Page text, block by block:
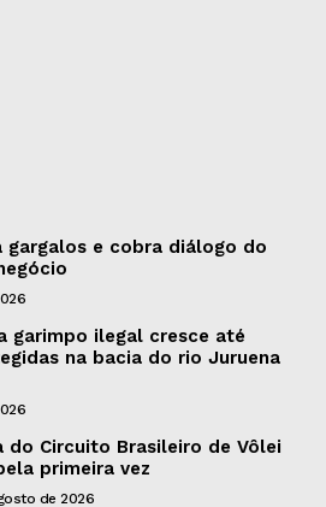
gargalos e cobra diálogo do
garimpo ilegal cresce até
na bacia do rio Juruena
do Circuito Brasileiro de Vôlei
primeira vez
de 2026